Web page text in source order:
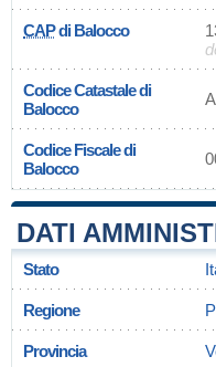
CAPdi Balocco
Codice Catastale di
Balocco
Codice Fiscale di
Balocco
DATI
Stato
Regione
Provincia